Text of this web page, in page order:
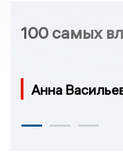
100 самых
Анна